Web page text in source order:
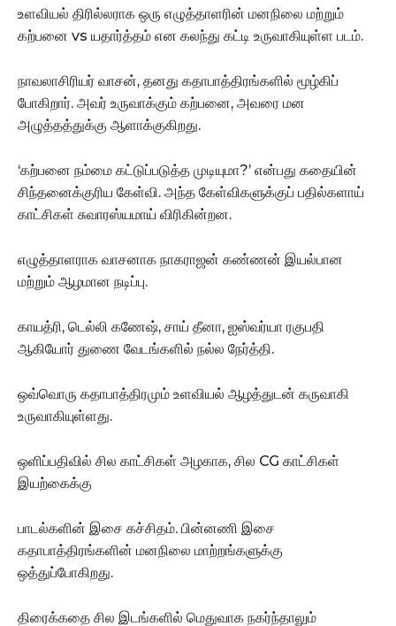
உளவியல் திரில்லராக ஒரு எழுத்தாளரின் மனநிலை மற்றும்
கற்பனை vs யதார்த்தம் என கலந்து கட்டி உருவாகியுள்ள படம்.
நாவலாசிரியர் வாசன், தனது கதாபாத்திரங்களில் மூழ்கிப்
போகிறார். அவர் உருவாக்கும் கற்பனை, அவரை மன
அழுத்தத்துக்கு ஆளாக்குகிறது.
‘கற்பனை நம்மை கட்டுப்படுத்த முடியுமா?’ என்பது கதையின்
சிந்தனைக்குரிய கேள்வி. அந்த கேள்விகளுக்குப் பதில்களாய்
காட்சிகள் சுவாரஸ்யமாய் விரிகின்றன.
எழுத்தாளராக வாசனாக நாகராஜன் கண்ணன் இயல்பான
மற்றும் ஆழமான நடிப்பு.
காயத்ரி, டெல்லி கணேஷ், சாய் தீனா, ஐஸ்வர்யா ரகுபதி
ஆகியோர் துணை வேடங்களில் நல்ல நேர்த்தி.
ஒவ்வொரு கதாபாத்திரமும் உளவியல் ஆழத்துடன் கருவாகி
உருவாகியுள்ளது.
ஒளிப்பதிவில் சில காட்சிகள் அழகாக, சில CG காட்சிகள்
இயற்கைக்கு
பாடல்களின் இசை கச்சிதம். பின்னணி இசை
கதாபாத்திரங்களின் மனநிலை மாற்றங்களுக்கு
ஒத்துப்போகிறது.
திரைக்கதை சில இடங்களில் மெதுவாக நகர்ந்தாலும்